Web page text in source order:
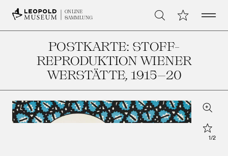
ONLINE
SAMMLUNG
Suche Meine Open
POSTKARTE: STOFF-
REPRODUKTION WIENER
WERSTÄTTE, 1915–20
Zoom
Star
1/2